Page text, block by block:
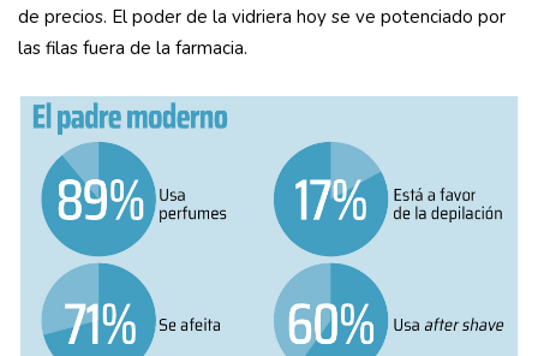
de precios. El poder de la vidriera hoy se ve potenciado por
las filas fuera de la farmacia.